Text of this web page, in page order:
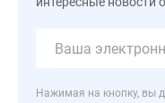
Нажимая на кнопку, вы